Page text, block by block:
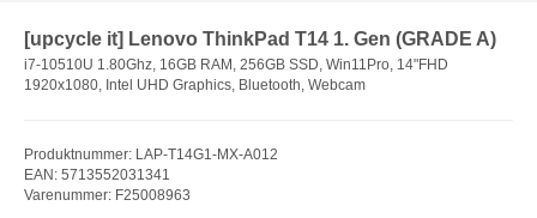
[upcycle it] Lenovo ThinkPad T14 1. Gen (GRADE A)
i7-10510U 1.80Ghz, 16GB RAM, 256GB SSD, Win11Pro, 14"FHD
1920x1080, Intel UHD Graphics, Bluetooth, Webcam
Produktnummer: LAP-T14G1-MX-A012
EAN: 5713552031341
Varenummer: F25008963